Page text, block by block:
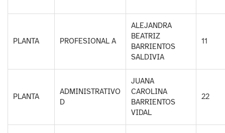
PLANTA PROFESIONAL A
ALEJANDRA
BEATRIZ
BARRIENTOS
SALDIVIA
11
PLANTA
ADMINISTRATIVO
D
JUANA
CAROLINA
BARRIENTOS
VIDAL
22